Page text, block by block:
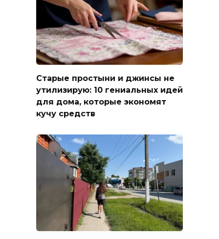
Старые простыни и джинсы не
утилизирую: 10 гениальных идей
для дома, которые экономят
кучу средств